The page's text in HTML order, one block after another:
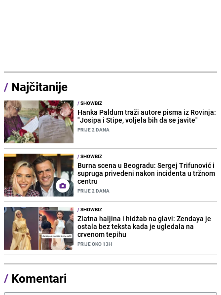
/ Najčitanije
/SHOWBIZ
Hanka Paldum traži autore pisma iz Rovinja:
"Josipa i Stipe, voljela bih da se javite"
PRIJE 2 DANA
/SHOWBIZ
Burna scena u Beogradu: Sergej Trifunović i
supruga privedeni nakon incidenta u tržnom
centru
PRIJE 2 DANA
/SHOWBIZ
Zlatna haljina i hidžab na glavi: Zendaya je
ostala bez teksta kada je ugledala na
crvenom tepihu
PRIJE OKO 13H
/ Komentari